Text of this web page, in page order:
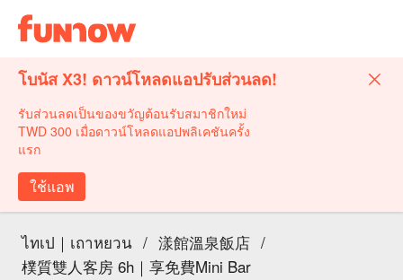
โบนัส X3! ดาวน์โหลดแอปรับส่วนลด!
รับส่วนลดเป็นของขวัญต้อนรับสมาชิกใหม่
TWD 300 เมื่อดาวน์โหลดแอปพลิเคชันครั้ง
แรก
ใช้แอพ
ไทเป｜เถาหยวน / 漾館溫泉飯店 /
樸質雙人客房 6h｜享免費Mini Bar